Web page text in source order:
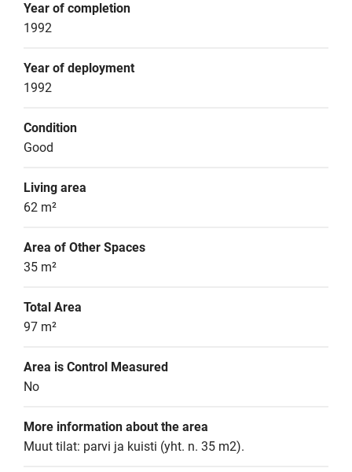
Year of completion
1992
Year of deployment
1992
Condition
Good
Living area
62 m²
Area of Other Spaces
35 m²
Total Area
97 m²
Area is Control Measured
No
More information about the area
Muut tilat: parvi ja kuisti (yht. n. 35 m2).